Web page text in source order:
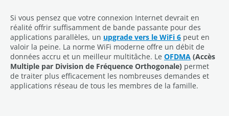
Si vous pensez que votre connexion Internet devrait en
réalité offrir suffisamment de bande passante pour des
applications parallèles, un upgrade vers le WiFi 6 peut en
valoir la peine. La norme WiFi moderne offre un débit de
données accru et un meilleur multitâche. Le OFDMA (Accès
Multiple par Division de Fréquence Orthogonale) permet
de traiter plus efficacement les nombreuses demandes et
applications réseau de tous les membres de la famille.